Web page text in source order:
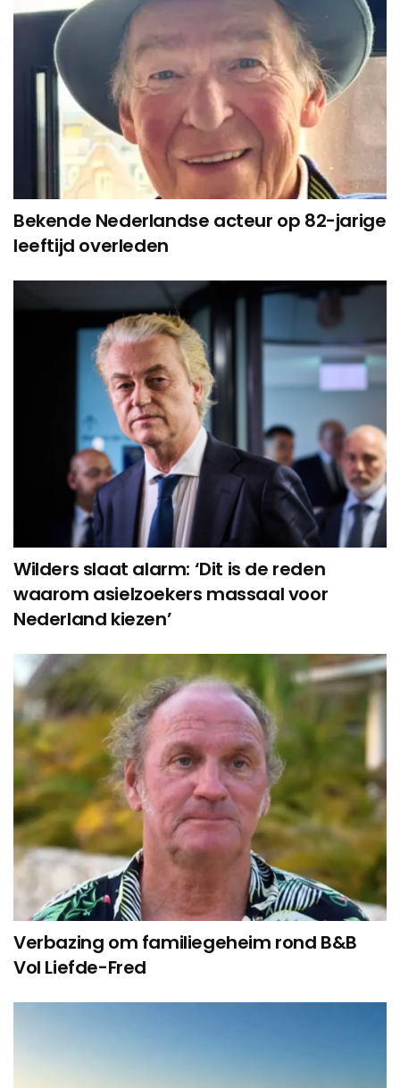
Bekende Nederlandse acteur op 82-jarige
leeftijd overleden
Wilders slaat alarm: ‘Dit is de reden
waarom asielzoekers massaal voor
Nederland kiezen’
Verbazing om familiegeheim rond B&B
Vol Liefde-Fred